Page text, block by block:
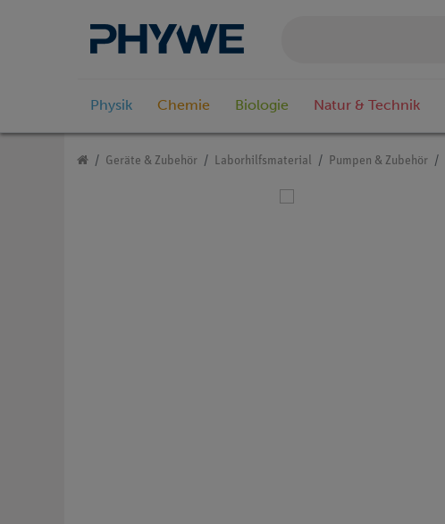
Physik Chemie Biologie Natur & Technik
Geräte & Zubehör Laborhilfsmaterial Pumpen & Zubehör